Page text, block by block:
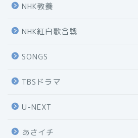
NHK教養
NHK紅白歌合戦
SONGS
TBSドラマ
U-NEXT
あさイチ